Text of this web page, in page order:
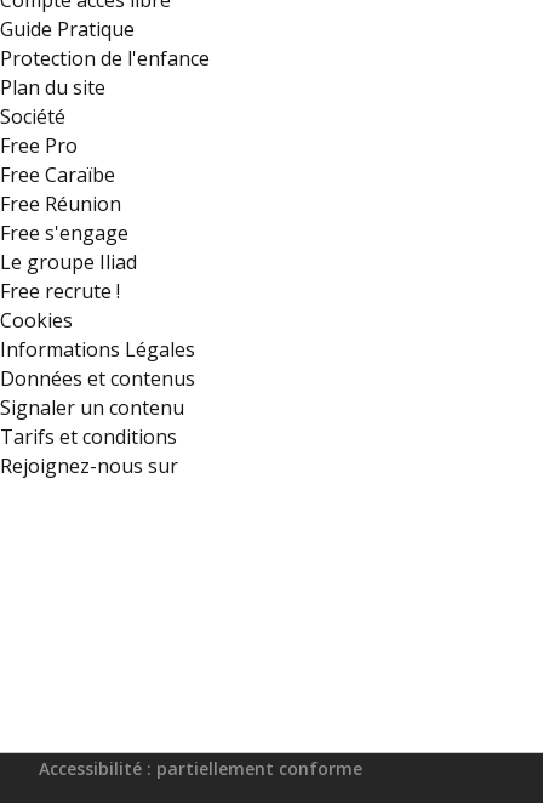
Guide Pratique
Protection de l'enfance
Plan du site
Société
Free Pro
Free Caraïbe
Free Réunion
Free s'engage
Le groupe Iliad
Free recrute !
Cookies
Informations Légales
Données et contenus
Signaler un contenu
Tarifs et conditions
Rejoignez-nous sur
Accessibilité : partiellement conforme